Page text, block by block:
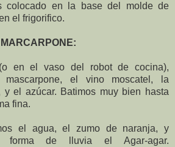
colocado en la base del molde de
el frigorifico.
en el vaso del robot de cocina),
mascarpone, el vino moscatel, la
y el azúcar. Batimos muy bien hasta
fina.
el agua, el zumo de naranja, y
forma de lluvia el Agar-agar.